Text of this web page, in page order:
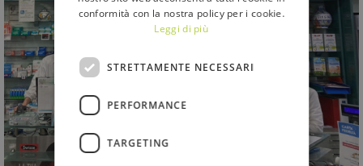
conformità con la nostra policy per i cookie.
Leggi di più
STRETTAMENTE NECESSARI
PERFORMANCE
TARGETING